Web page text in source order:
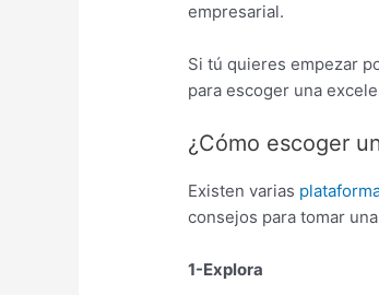
empresarial.
Si tú quieres empezar
para escoger una
¿Cómo escoger
Existen varias
consejos para tomar
1-Explora